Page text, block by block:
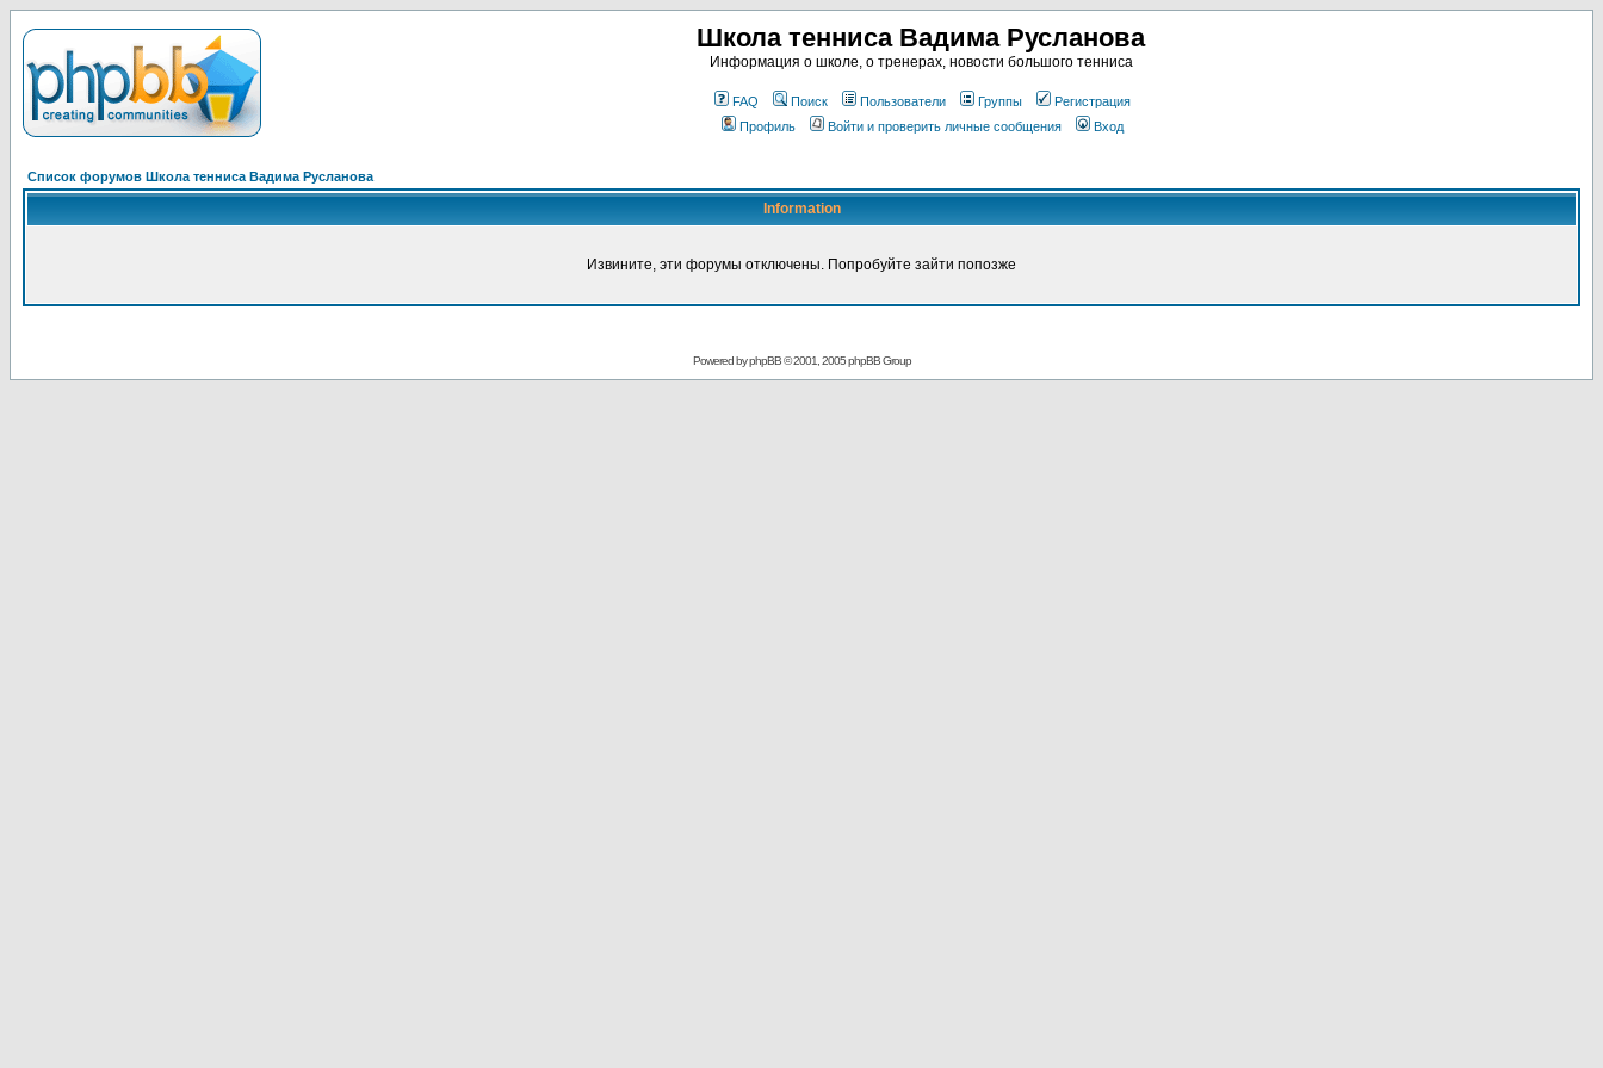
Школа тенниса Вадима Русланова
Информация о школе, о тренерах, новости большого тенниса
FAQ Поиск Пользователи Группы
Регистрация
Профиль
Войти и проверить личные сообщения Вход
Список форумов Школа тенниса Вадима Русланова
Information
Извините, эти форумы отключены. Попробуйте зайти попозже
Powered byphpBB© 2001, 2005 phpBB Group